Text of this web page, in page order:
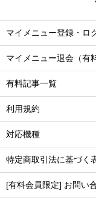
マイメニュー登録・ロ
マイメニュー退会（有
有料記事一覧
利用規約
対応機種
特定商取引法に基づく
[有料会員限定] お問い